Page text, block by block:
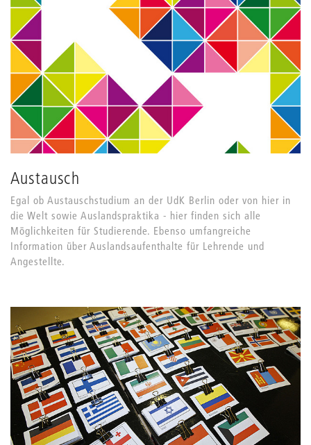
Austausch
Egal ob Austauschstudium an der UdK Berlin oder von hier in
die Welt sowie Auslandspraktika - hier finden sich alle
Möglichkeiten für Studierende. Ebenso umfangreiche
Information über Auslandsaufenthalte für Lehrende und
Angestellte.